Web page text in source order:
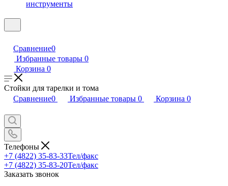
инструменты
Сравнение0
Избранные товары 0
Корзина 0
Стойки для тарелки и тома
Сравнение0 Избранные товары 0 Корзина 0
Телефоны
+7 (4822) 35-83-33Тел/факс
+7 (4822) 35-83-20Тел/факс
Заказать звонок